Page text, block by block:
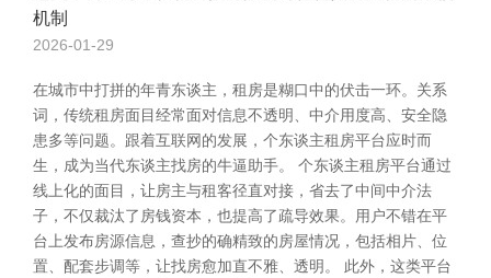
机制
2026-01-29
在城市中打拼的年青东谈主，租房是糊口中的伏击一环。关系
词，传统租房面目经常面对信息不透明、中介用度高、安全隐
患多等问题。跟着互联网的发展，个东谈主租房平台应时而
生，成为当代东谈主找房的牛逼助手。 个东谈主租房平台通过
线上化的面目，让房主与租客径直对接，省去了中间中介法
子，不仅裁汰了房钱资本，也提高了疏导效果。用户不错在平
台上发布房源信息，查抄的确精致的房屋情况，包括相片、位
置、配套步调等，让找房愈加直不雅、透明。 此外，这类平台